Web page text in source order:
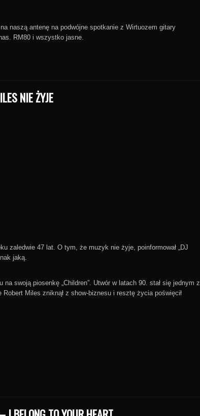
naszą antenę na podwójne spotkanie z Wirtuozem gitary
RM80 i wszystko jasne.
NIE ŻYJE
zaledwie 47 lat. O tym, że muzyk nie żyje, poinformował „DJ
jaką.
swoją piosenkę „Children”. Utwór w latach 90. stał się jednym z
Miles zniknął z show-biznesu i resztę życia poświęcił